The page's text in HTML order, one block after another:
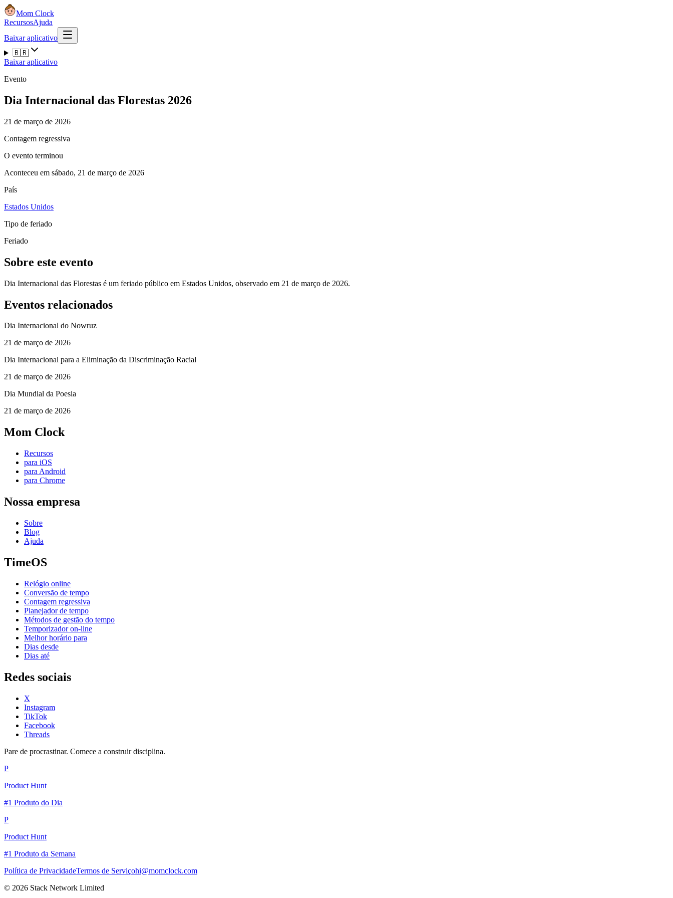
Mom Clock
RecursosAjuda
Baixar aplicativo
🇧🇷
Baixar aplicativo
Evento
Dia Internacional das Florestas 2026
21 de março de 2026
Contagem regressiva
O evento terminou
Aconteceu em sábado, 21 de março de 2026
País
Estados Unidos
Tipo de feriado
Feriado
Sobre este evento
Dia Internacional das Florestas é um feriado público em Estados Unidos, observado em 21 de março de 2026.
Eventos relacionados
Dia Internacional do Nowruz
21 de março de 2026
Dia Internacional para a Eliminação da Discriminação Racial
21 de março de 2026
Dia Mundial da Poesia
21 de março de 2026
Mom Clock
Recursos
para iOS
para Android
para Chrome
Nossa empresa
Sobre
Blog
Ajuda
TimeOS
Relógio online
Conversão de tempo
Contagem regressiva
Planejador de tempo
Métodos de gestão do tempo
Temporizador on-line
Melhor horário para
Dias desde
Dias até
Redes sociais
X
Instagram
TikTok
Facebook
Threads
Pare de procrastinar. Comece a construir disciplina.
P
Product Hunt
#1 Produto do Dia
P
Product Hunt
#1 Produto da Semana
Política de PrivacidadeTermos de Serviçohi@momclock.com
© 2026 Stack Network Limited